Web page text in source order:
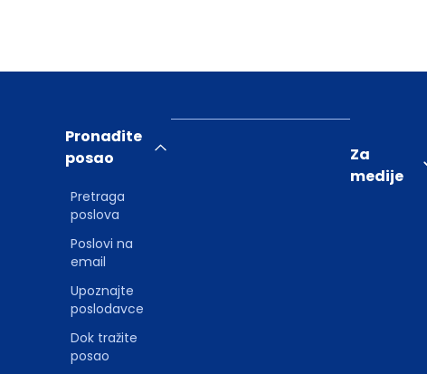
Pronađite
posao
Pretraga
poslova
Poslovi na
email
Upoznajte
poslodavce
Dok tražite
posao
Za
medije